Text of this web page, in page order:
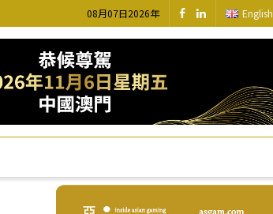
08月07日2026年 English